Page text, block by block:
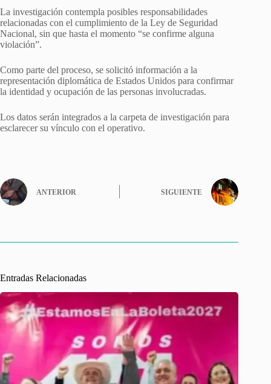
La investigación contempla posibles responsabilidades
relacionadas con el cumplimiento de la Ley de Seguridad
Nacional, sin que hasta el momento “se confirme alguna
violación”.
Como parte del proceso, se solicitó información a la
representación diplomática de Estados Unidos para confirmar
la identidad y ocupación de las personas involucradas.
Los datos serán integrados a la carpeta de investigación para
esclarecer su vínculo con el operativo.
ANTERIOR SIGUIENTE
Entradas Relacionadas